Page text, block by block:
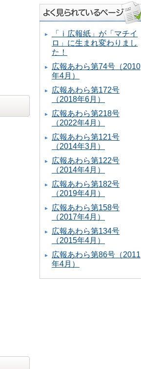
「ｉ広報紙」が「マチイ
ロ」に生まれ変わりまし
た！
広報あわら第74号（2010
年4月）
広報あわら第172号
（2018年6月）
広報あわら第218号
（2022年4月）
広報あわら第121号
（2014年3月）
広報あわら第122号
（2014年4月）
広報あわら第182号
（2019年4月）
広報あわら第158号
（2017年4月）
広報あわら第134号
（2015年4月）
広報あわら第86号（2011
年4月）